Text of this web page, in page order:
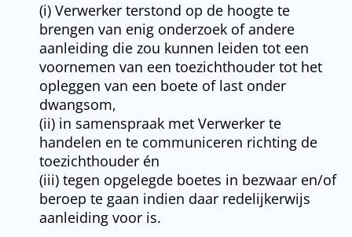
(i) Verwerker terstond op de hoogte te
brengen van enig onderzoek of andere
aanleiding die zou kunnen leiden tot een
voornemen van een toezichthouder tot het
opleggen van een boete of last onder
dwangsom,
(ii) in samenspraak met Verwerker te
handelen en te communiceren richting de
toezichthouder én
(iii) tegen opgelegde boetes in bezwaar en/of
beroep te gaan indien daar redelijkerwijs
aanleiding voor is.